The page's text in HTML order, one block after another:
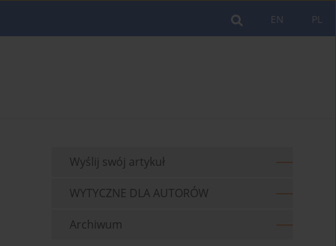
PL
EN
Wyślij swój artykuł
WYTYCZNE DLA AUTORÓW
Archiwum